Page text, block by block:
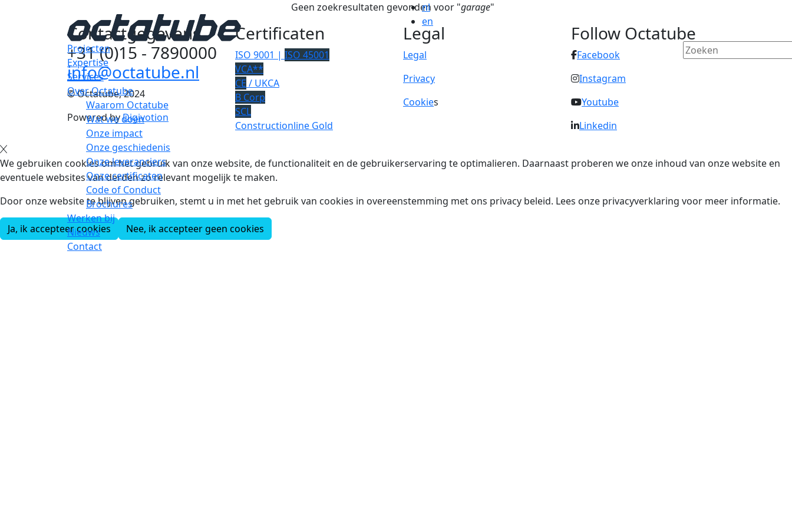
nl
en
Projecten
Expertise
Services
Over Octatube
Waarom Octatube
Wat we doen
Onze impact
Onze geschiedenis
Onze leveranciers
Onze certificaten
Code of Conduct
Brochures
Werken bij
Nieuws
Contact
Geen zoekresultaten gevonden voor "garage"
Contactgegevens
+31 (0)15 - 7890000
info@octatube.nl
© Octatube, 2024
Powered byDigivotion
Certificaten
ISO 9001 | ISO 45001
VCA**
CE / UKCA
B Corp
SCL
Constructionline Gold
Legal
Legal
Privacy
Cookies
Follow Octatube
Facebook
Instagram
Youtube
Linkedin
We gebruiken cookies om het gebruik van onze website, de functionaliteit en de gebruikerservaring te optimalieren. Daarnaast proberen we onze inhoud van onze website en
eventuele websites van derden zo relevant mogelijk te maken.
Door onze website te blijven gebruiken, stemt u in met het gebruik van cookies in overeenstemming met ons privacy beleid. Lees onze privacyverklaring voor meer informatie.
Ja, ik accepteer cookies Nee, ik accepteer geen cookies